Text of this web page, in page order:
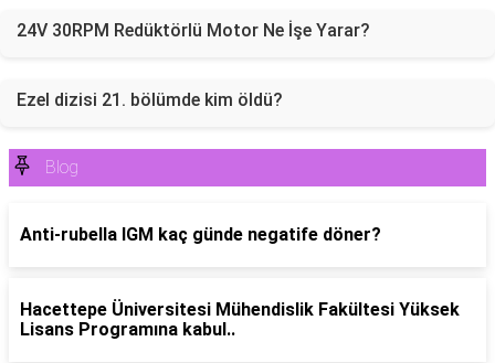
24V 30RPM Redüktörlü Motor Ne İşe Yarar?
Ezel dizisi 21. bölümde kim öldü?
Blog
Anti-rubella IGM kaç günde negatife döner?
Hacettepe Üniversitesi Mühendislik Fakültesi Yüksek
Lisans Programına kabul..